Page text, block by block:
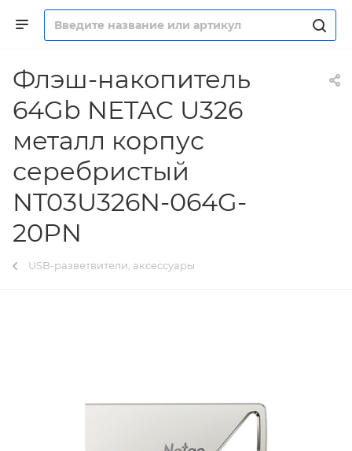
Флэш-накопитель
64Gb NETAC U326
металл корпус
серебристый
NT03U326N-064G-
20PN
USB-разветвители, аксессуары